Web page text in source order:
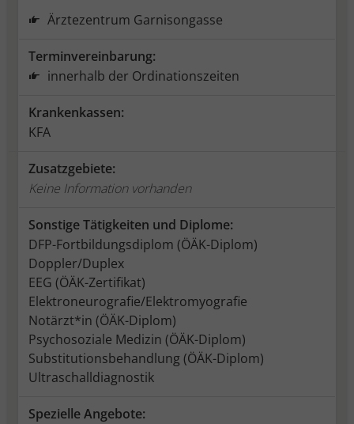
Ärztezentrum Garnisongasse
Terminvereinbarung:
innerhalb der Ordinationszeiten
Krankenkassen:
KFA
Zusatzgebiete:
Keine Information vorhanden
Sonstige Tätigkeiten und Diplome:
DFP-Fortbildungsdiplom (ÖÄK-Diplom)
Doppler/Duplex
EEG (ÖÄK-Zertifikat)
Elektroneurografie/Elektromyografie
Notärzt*in (ÖÄK-Diplom)
Psychosoziale Medizin (ÖÄK-Diplom)
Substitutionsbehandlung (ÖÄK-Diplom)
Ultraschalldiagnostik
Spezielle Angebote: